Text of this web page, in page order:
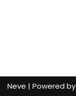
Neve | Powered by